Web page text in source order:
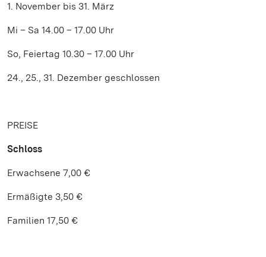
1. November bis 31. März
Mi – Sa 14.00 – 17.00 Uhr
So, Feiertag 10.30 – 17.00 Uhr
24., 25., 31. Dezember geschlossen
PREISE
Schloss
Erwachsene 7,00 €
Ermäßigte 3,50 €
Familien 17,50 €